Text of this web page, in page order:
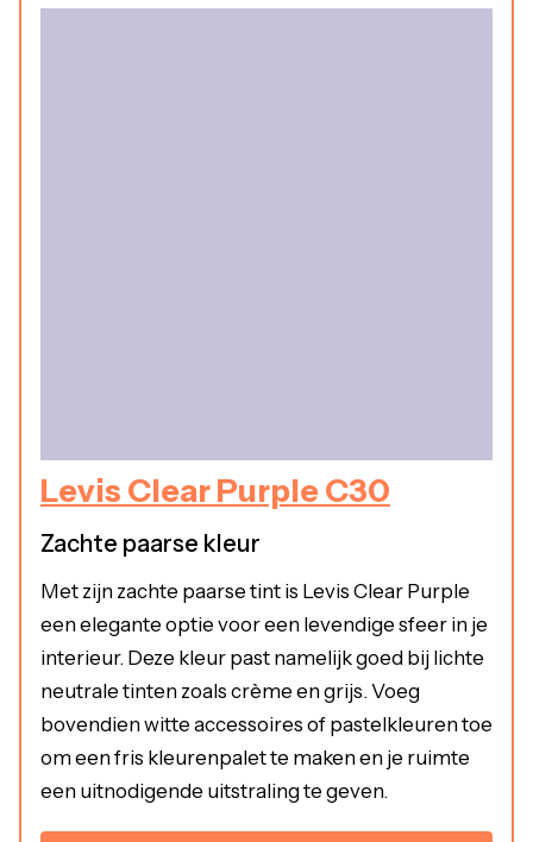
Levis Clear Purple C30
Zachte paarse kleur
Met zijn zachte paarse tint is Levis Clear Purple
een elegante optie voor een levendige sfeer in je
interieur. Deze kleur past namelijk goed bij lichte
neutrale tinten zoals crème en grijs. Voeg
bovendien witte accessoires of pastelkleuren toe
om een fris kleurenpalet te maken en je ruimte
een uitnodigende uitstraling te geven.